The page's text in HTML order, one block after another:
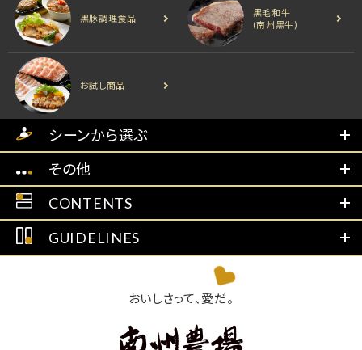
黒豚調理食品
黒毛和牛
(南州黒牛)
お試し商品
シーンから選ぶ
その他
CONTENTS
GUIDELINES
おいしさって、愛だ。